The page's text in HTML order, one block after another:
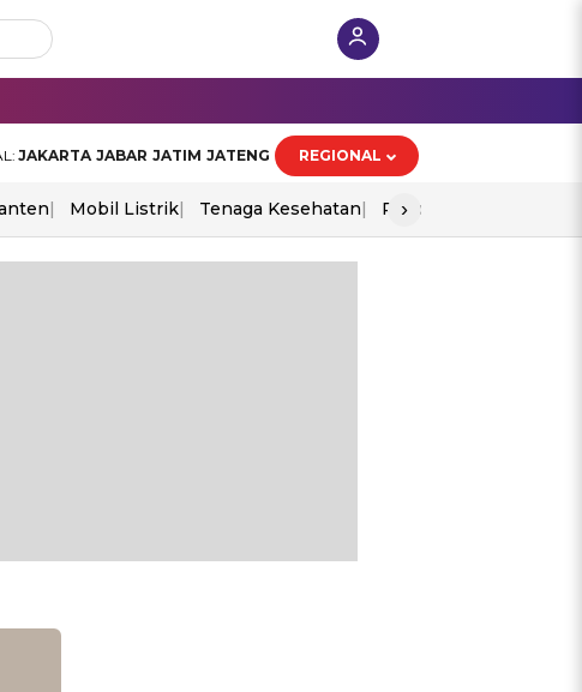
JAKARTA JABAR JATIM JATENG REGIONAL
Mobil Listrik Tenaga Kesehatan Piala Aff 2026
›